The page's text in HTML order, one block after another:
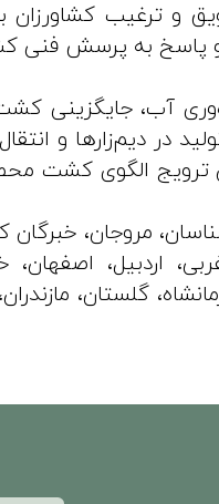
و ترغیب
به پرسش فنی
آب، جایگزینی
در دیم‌زارها و
ترویج الگوی کشت
مروجان، خبرگان
اردبیل،
گلستان،